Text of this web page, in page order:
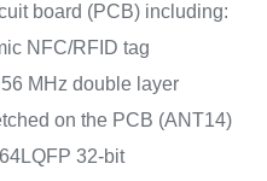
board (PCB) including:
NFC/RFID tag
MHz double layer
on the PCB (ANT14)
32-bit